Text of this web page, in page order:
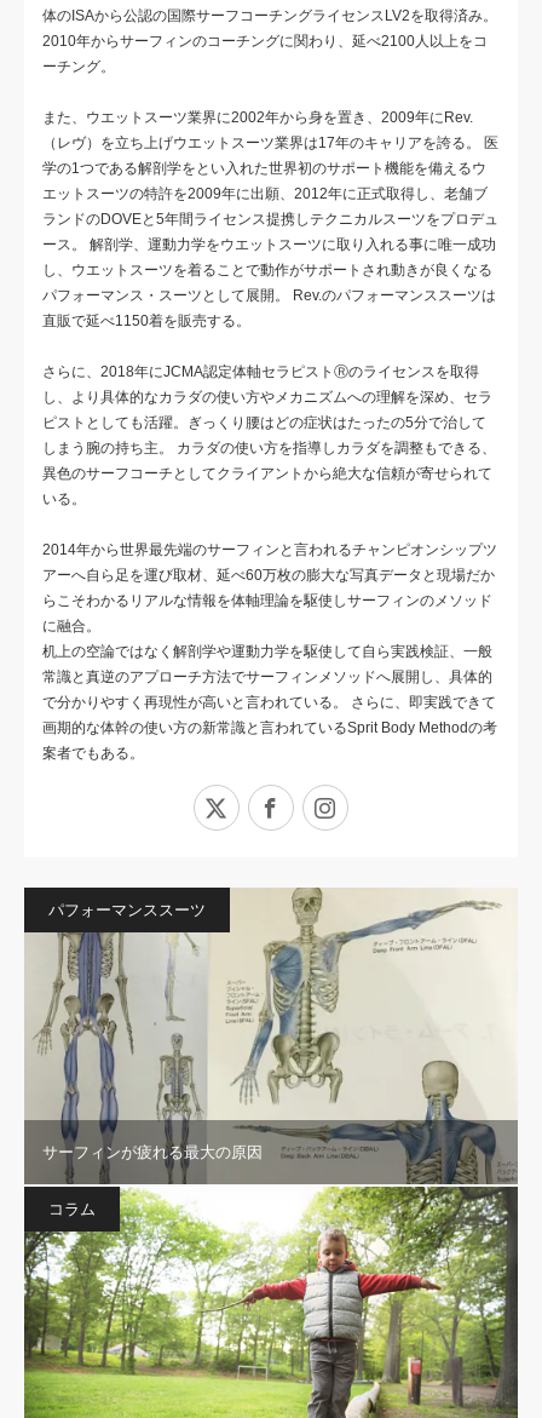
体のISAから公認の国際サーフコーチングライセンスLV2を取得済み。
2010年からサーフィンのコーチングに関わり、延べ2100人以上をコ
ーチング。
また、ウエットスーツ業界に2002年から身を置き、2009年にRev.
（レヴ）を立ち上げウエットスーツ業界は17年のキャリアを誇る。 医
学の1つである解剖学をとい入れた世界初のサポート機能を備えるウ
エットスーツの特許を2009年に出願、2012年に正式取得し、老舗ブ
ランドのDOVEと5年間ライセンス提携しテクニカルスーツをプロデュ
ース。 解剖学、運動力学をウエットスーツに取り入れる事に唯一成功
し、ウエットスーツを着ることで動作がサポートされ動きが良くなる
パフォーマンス・スーツとして展開。 Rev.のパフォーマンススーツは
直販で延べ1150着を販売する。
さらに、2018年にJCMA認定体軸セラピストⓇのライセンスを取得
し、より具体的なカラダの使い方やメカニズムへの理解を深め、セラ
ピストとしても活躍。ぎっくり腰はどの症状はたったの5分で治して
しまう腕の持ち主。 カラダの使い方を指導しカラダを調整もできる、
異色のサーフコーチとしてクライアントから絶大な信頼が寄せられて
いる。
2014年から世界最先端のサーフィンと言われるチャンピオンシップツ
アーへ自ら足を運び取材、延べ60万枚の膨大な写真データと現場だか
らこそわかるリアルな情報を体軸理論を駆使しサーフィンのメソッド
に融合。
机上の空論ではなく解剖学や運動力学を駆使して自ら実践検証、一般
常識と真逆のアプローチ方法でサーフィンメソッドへ展開し、具体的
で分かりやすく再現性が高いと言われている。 さらに、即実践できて
画期的な体幹の使い方の新常識と言われているSprit Body Methodの考
案者でもある。
Facebook
パフォーマンススーツ
サーフィンが疲れる最大の原因
コラム